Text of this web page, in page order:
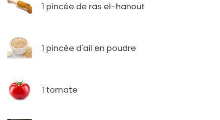
1 pincée de ras el-hanout
1 pincée d'ail en poudre
1 tomate